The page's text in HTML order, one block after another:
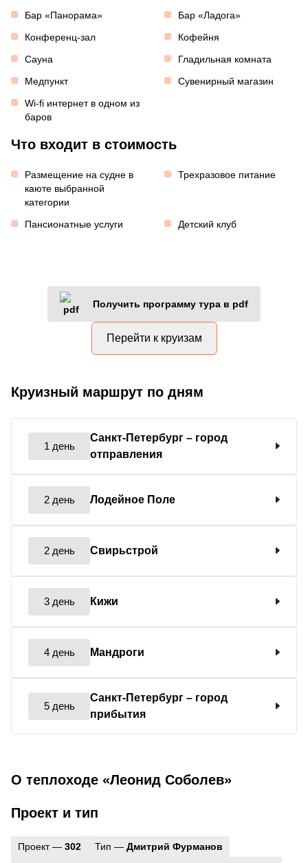
Бар «Панорама»
Бар «Ладога»
Конференц-зал
Кофейня
Сауна
Гладильная комната
Медпункт
Сувенирный магазин
Wi-fi интернет в одном из
баров
Что входит в стоимость
Размещение на судне в
каюте выбранной
категории
Трехразовое питание
Пансионатные услуги Детский клуб
Получить программу тура в pdf
Перейти к круизам
Круизный маршрут по дням
1 день
Санкт-Петербург – город
отправления
2 день Лодейное Поле
2 день Свирьстрой
3 день Кижи
4 день Мандроги
5 день
Санкт-Петербург – город
прибытия
О теплоходе «Леонид Соболев»
Проект и тип
Проект — 302 Тип — Дмитрий Фурманов